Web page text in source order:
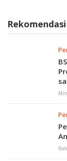
Rekomendasi